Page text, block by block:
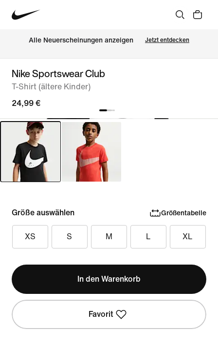
Alle Neuerscheinungen anzeigen Jetzt entdecken
Nike Sportswear Club
T-Shirt (ältere Kinder)
24,99 €
Größe auswählen Größentabelle
XS S M L XL
In den Warenkorb
Favorit